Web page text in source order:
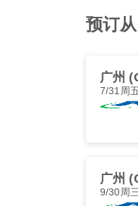
预订
广州
7/31周
广州
9/30周